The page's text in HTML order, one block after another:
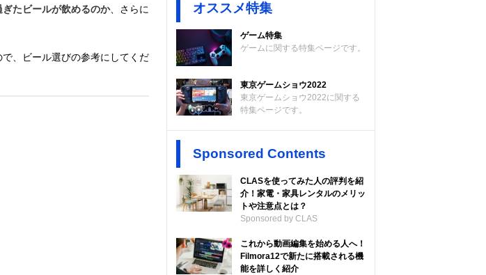
たビールが飲めるのか、さらに
、ビール選びの参考にしてくだ
オススメ特集
ゲーム特集
ゲームに関する特集ページです。
東京ゲームショウ2022
東京ゲームショウ2022に関する
特集ページです。
Sponsored Contents
CLASを使ってみた人の評判を紹
介！家電・家具レンタルのメリッ
トや注意点とは？
Sponsored by CLAS
これから動画編集を始める人へ！
Filmora12で新たに搭載される機
能を詳しく紹介